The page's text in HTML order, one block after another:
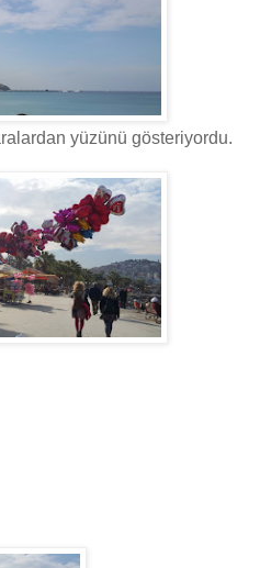
yüzünü gösteriyordu.